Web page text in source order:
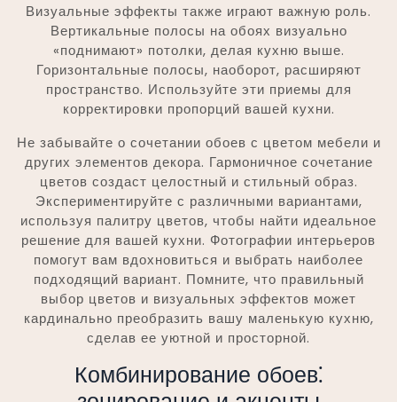
Визуальные эффекты также играют важную роль.
Вертикальные полосы на обоях визуально
«поднимают» потолки, делая кухню выше.
Горизонтальные полосы, наоборот, расширяют
пространство. Используйте эти приемы для
корректировки пропорций вашей кухни.
Не забывайте о сочетании обоев с цветом мебели и
других элементов декора. Гармоничное сочетание
цветов создаст целостный и стильный образ.
Экспериментируйте с различными вариантами,
используя палитру цветов, чтобы найти идеальное
решение для вашей кухни. Фотографии интерьеров
помогут вам вдохновиться и выбрать наиболее
подходящий вариант. Помните, что правильный
выбор цветов и визуальных эффектов может
кардинально преобразить вашу маленькую кухню,
сделав ее уютной и просторной.
Комбинирование обоев⁚